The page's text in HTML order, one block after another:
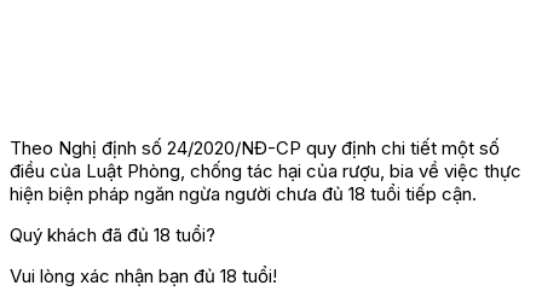
Theo Nghị định số 24/2020/NĐ-CP quy định chi tiết một số
điều của Luật Phòng, chống tác hại của rượu, bia về việc thực
hiện biện pháp ngăn ngừa người chưa đủ 18 tuổi tiếp cận.
Quý khách đã đủ 18 tuổi?
Vui lòng xác nhận bạn đủ 18 tuổi!